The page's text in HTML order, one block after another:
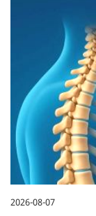
2026-08-07